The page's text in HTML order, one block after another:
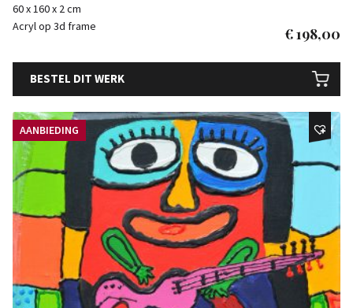
60 x 160 x 2 cm
Acryl op 3d frame
€198,00
BESTEL DIT WERK
AANBIEDING